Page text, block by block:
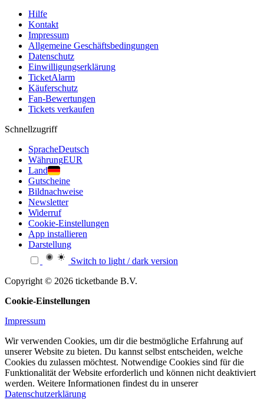
Hilfe
Kontakt
Impressum
Allgemeine Geschäftsbedingungen
Datenschutz
Einwilligungserklärung
TicketAlarm
Käuferschutz
Fan-Bewertungen
Tickets verkaufen
Schnellzugriff
SpracheDeutsch
WährungEUR
Land
Gutscheine
Bildnachweise
Newsletter
Widerruf
Cookie-Einstellungen
App installieren
Darstellung
Switch to light / dark version
Copyright © 2026 ticketbande B.V.
Cookie-Einstellungen
Impressum
Wir verwenden Cookies, um dir die bestmögliche Erfahrung auf
unserer Website zu bieten. Du kannst selbst entscheiden, welche
Cookies du zulassen möchtest. Notwendige Cookies sind für die
Funktionalität der Website erforderlich und können nicht deaktiviert
werden. Weitere Informationen findest du in unserer
Datenschutzerklärung